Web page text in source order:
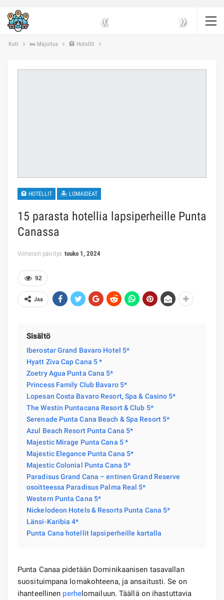
« »
Koti 🛌 Majoitus 🏨 Hotellit
🏨 HOTELLIT 🏝 LOMAIDEAT
15 parasta hotellia lapsiperheille Punta
Canassa
Viimeisin päivitys touko 1, 2024
92
Jaa
Sisältö
Iberostar Grand Bavaro Hotel 5*
Hyatt Ziva Cap Cana 5 *
Zoetry Agua Punta Cana 5*
Princess Family Club Bavaro 5*
Lopesan Costa Bavaro Resort, Spa & Casino 5*
The Westin Puntacana Resort & Club 5*
Serenade Punta Cana Beach & Spa Resort 5*
Azul Beach Resort Punta Cana 5*
Majestic Mirage Punta Cana 5 *
Majestic Elegance Punta Cana 5*
Majestic Colonial Punta Cana 5*
Paradisus Grand Cana – entinen Grand Reserve
osoitteessa Paradisus Palma Real 5*
Western Punta Cana 5*
Nickelodeon Hotels & Resorts Punta Cana 5*
Länsi-Karibia 4*
Punta Cana hotellit lapsiperheille kartalla
Punta Canaa pidetään Dominikaanisen tasavallan
suosituimpana lomakohteena, ja ansaitusti. Se on
ihanteellinen perhelomailuun. Täällä on ihastuttavia